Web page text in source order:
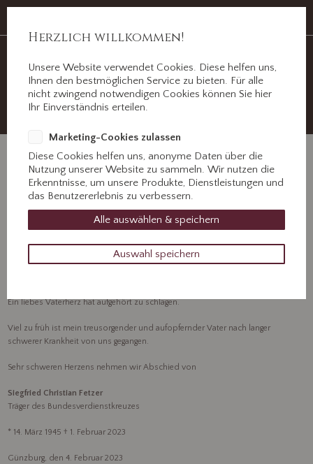
+49 8221 31077
Siegfried Christian
Fetzer
Ein liebes Vaterherz hat aufgehört zu schlagen.
Viel zu früh ist mein treusorgender und aufopfernder Vater nach langer
schwerer Krankheit von uns gegangen.
Sehr schweren Herzens nehmen wir Abschied von
Siegfried Christian Fetzer
Träger des Bundesverdienstkreuzes
* 14. März 1945 † 1. Februar 2023
Günzburg, den 4. Februar 2023
Herzlich willkommen!
Unsere Website verwendet Cookies. Diese helfen uns,
Ihnen den bestmöglichen Service zu bieten. Für alle
nicht zwingend notwendigen Cookies können Sie hier
Ihr Einverständnis erteilen.
Marketing-Cookies zulassen
Diese Cookies helfen uns, anonyme Daten über die
Nutzung unserer Website zu sammeln. Wir nutzen die
Erkenntnisse, um unsere Produkte, Dienstleistungen und
das Benutzererlebnis zu verbessern.
Alle auswählen & speichern
Auswahl speichern